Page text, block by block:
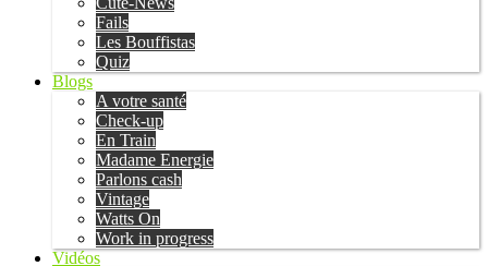
Fails
Les Bouffistas
Quiz
Blogs
A votre santé
Check-up
En Train
Madame Energie
Parlons cash
Vintage
Watts On
Work in progress
Vidéos